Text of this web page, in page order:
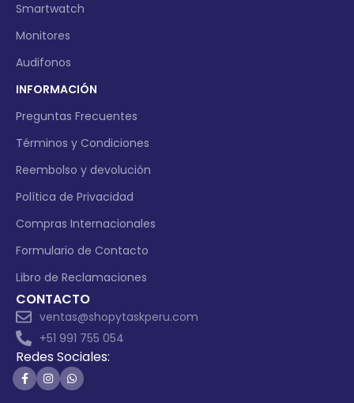
Smartwatch
Monitores
Audifonos
INFORMACIÓN
Preguntas Frecuentes
Términos y Condiciones
Reembolso y devolución
Política de Privacidad
Compras Internacionales
Formulario de Contacto
Libro de Reclamaciones
CONTACTO
ventas@shopytaskperu.com
+51 991 755 054
Redes Sociales: